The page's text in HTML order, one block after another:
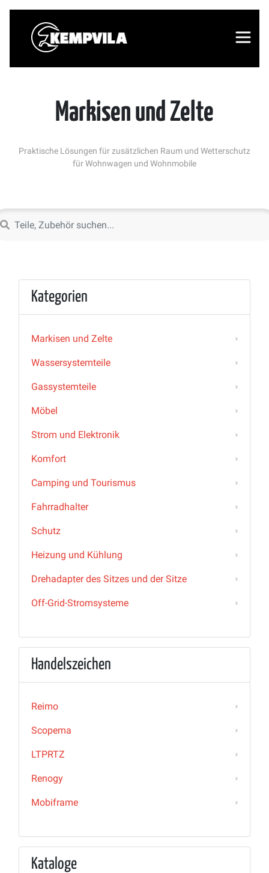
Markisen und Zelte
Praktische Lösungen für zusätzlichen Raum und Wetterschutz
für Wohnwagen und Wohnmobile
Kategorien
Markisen und Zelte
Wassersystemteile
Gassystemteile
Möbel
Strom und Elektronik
Komfort
Camping und Tourismus
Fahrradhalter
Schutz
Heizung und Kühlung
Drehadapter des Sitzes und der Sitze
Off-Grid-Stromsysteme
Handelszeichen
Reimo
Scopema
LTPRTZ
Renogy
Mobiframe
Kataloge